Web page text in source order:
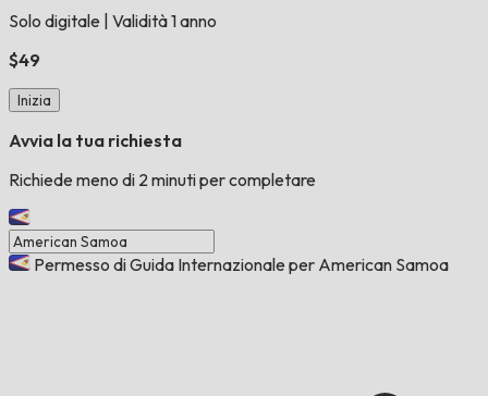
Solo digitale Validità 1 anno
$49
Inizia
Avvia la tua richiesta
Richiede meno di 2 minuti per completare
Permesso di Guida Internazionale per American Samoa